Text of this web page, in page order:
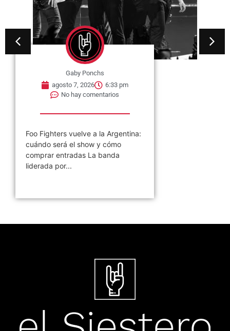
Gaby Ponchs
agosto 7, 2026
6:33 pm
No hay comentarios
Foo Fighters vuelve a la Argentina:
cuándo será el show y cómo
comprar entradas La banda
liderada por...